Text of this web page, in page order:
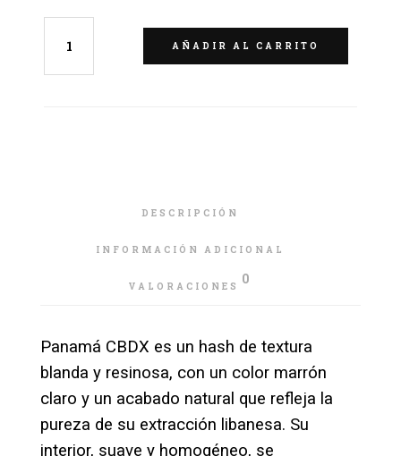
AÑADIR AL CARRITO
DESCRIPCIÓN
INFORMACIÓN ADICIONAL
VALORACIONES 0
Panamá CBDX es un hash de textura
blanda y resinosa, con un color marrón
claro y un acabado natural que refleja la
pureza de su extracción libanesa. Su
interior, suave y homogéneo, se